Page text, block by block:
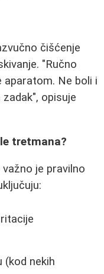
čišćenje
"Ručno
Ne boli i
opisuje
tretmana?
je pravilno
(kod nekih